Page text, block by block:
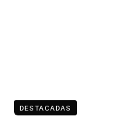
DESTACADAS